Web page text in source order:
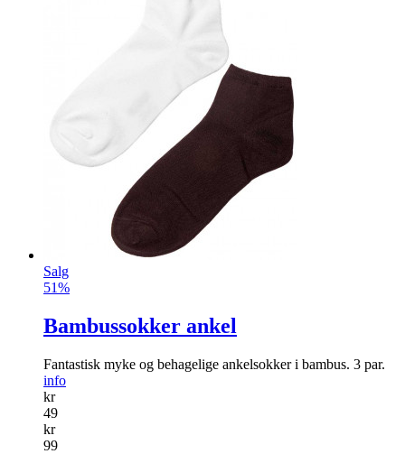
Salg
51%
Bambussokker ankel
Fantastisk myke og behagelige ankelsokker i bambus. 3 par.
info
kr
49
kr
99